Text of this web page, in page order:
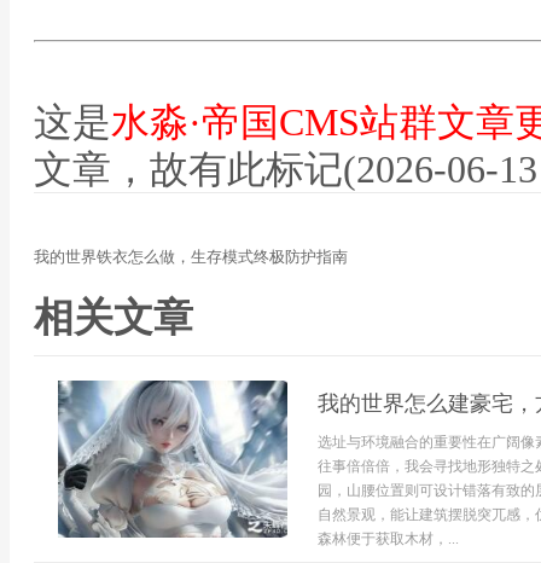
这是水淼·帝国CMS站群文章
文章，故有此标记(2026-06-
我的世界铁衣怎么做，生存模式终极防护指南
相关文章
我的世界怎么建豪宅
选址与环境融合的重要性在广阔
往事倍倍倍，我会寻找地形独特
园，山腰位置则可设计错落有致
自然景观，能让建筑摆脱突兀感
森林便于获取木材，...